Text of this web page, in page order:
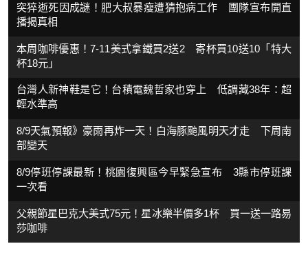
突猝逝死因成謎！肥大叔暴瘦遭猜抱病工作 團隊宣布開直
播揭真相
本周咖啡優惠！7-11美式拿鐵買2送2 寄杯買10送10「特大
杯18元」
台灣人新神鞋是它！台積電魏哲家也穿上 低調藏38年：超
輕水準高
8/9天氣預報》豪雨再炸一天！白海豚颱風明天才走 下周南
部變天
8/9停班停課最新！桃園復興區今早緊急宣布 3縣市停班課
一次看
父親節星巴克大美式75元！星冰樂半價多1杯 買一送一路易
莎咖啡